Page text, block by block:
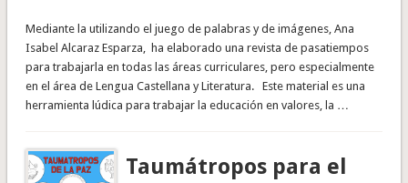
Mediante la utilizando el juego de palabras y de imágenes, Ana
Isabel Alcaraz Esparza, ha elaborado una revista de pasatiempos
para trabajarla en todas las áreas curriculares, pero especialmente
en el área de Lengua Castellana y Literatura. Este material es una
herramienta lúdica para trabajar la educación en valores, la …
Taumátropos para el